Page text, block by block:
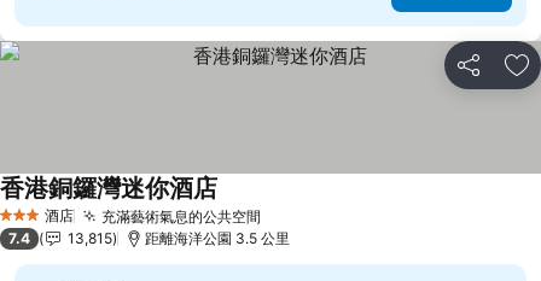
分享 放
3 星級 酒店 充滿藝術氣息的公共空間
香港銅鑼灣迷你酒店
7.4 13,815 距離海洋公園 3.5 公里